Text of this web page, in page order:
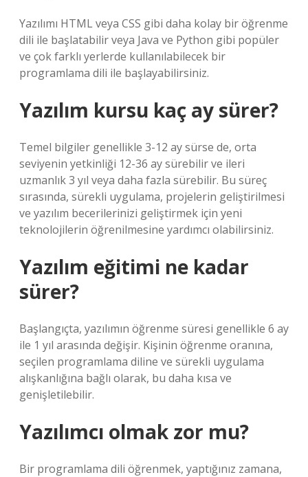
Yazılımı HTML veya CSS gibi daha kolay bir öğrenme
dili ile başlatabilir veya Java ve Python gibi popüler
ve çok farklı yerlerde kullanılabilecek bir
programlama dili ile başlayabilirsiniz.
Yazılım kursu kaç ay sürer?
Temel bilgiler genellikle 3-12 ay sürse de, orta
seviyenin yetkinliği 12-36 ay sürebilir ve ileri
uzmanlık 3 yıl veya daha fazla sürebilir. Bu süreç
sırasında, sürekli uygulama, projelerin geliştirilmesi
ve yazılım becerilerinizi geliştirmek için yeni
teknolojilerin öğrenilmesine yardımcı olabilirsiniz.
Yazılım eğitimi ne kadar
sürer?
Başlangıçta, yazılımın öğrenme süresi genellikle 6 ay
ile 1 yıl arasında değişir. Kişinin öğrenme oranına,
seçilen programlama diline ve sürekli uygulama
alışkanlığına bağlı olarak, bu daha kısa ve
genişletilebilir.
Yazılımcı olmak zor mu?
Bir programlama dili öğrenmek, yaptığınız zamana,